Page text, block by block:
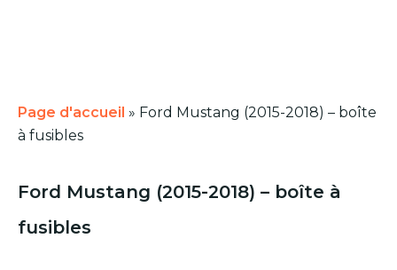
Page d'accueil » Ford Mustang (2015-2018) – boîte
à fusibles
Ford Mustang (2015-2018) – boîte à
fusibles